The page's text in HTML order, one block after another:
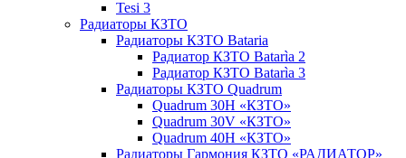
Tesi 3
Радиаторы КЗТО
Радиаторы КЗТО Bataria
Радиатор КЗТО Batarìa 2
Радиатор КЗТО Batarìa 3
Радиаторы КЗТО Quadrum
Quadrum 30H «КЗТО»
Quadrum 30V «КЗТО»
Quadrum 40H «КЗТО»
Радиаторы Гармония КЗТО «РАДИАТОР»